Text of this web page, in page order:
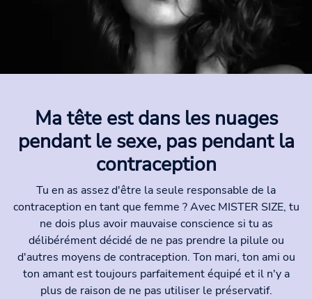
Ma tête est dans les nuages
pendant le sexe, pas pendant la
contraception
Tu en as assez d'être la seule responsable de la
contraception en tant que femme ? Avec MISTER SIZE, tu
ne dois plus avoir mauvaise conscience si tu as
délibérément décidé de ne pas prendre la pilule ou
d'autres moyens de contraception. Ton mari, ton ami ou
ton amant est toujours parfaitement équipé et il n'y a
plus de raison de ne pas utiliser le préservatif.